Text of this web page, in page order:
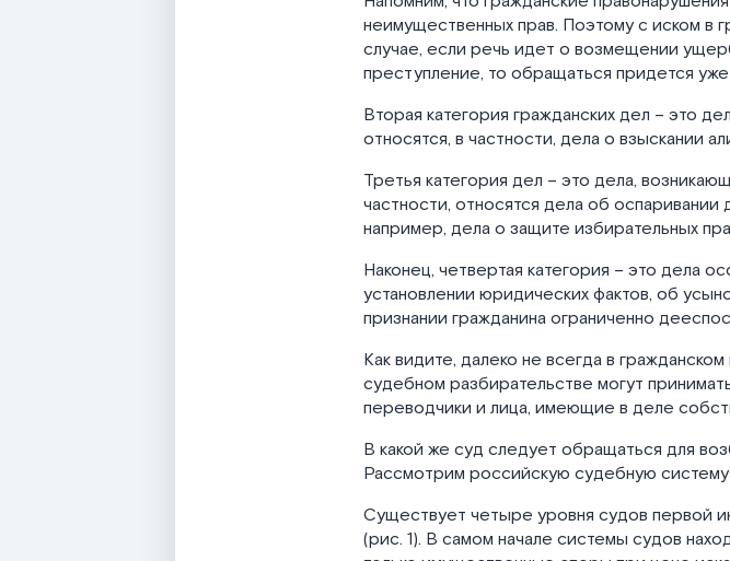
неимущественных прав. Поэтому с иском в
случае, если речь идет о возмещении
преступление, то обращаться придется
Вторая категория гражданских дел – это
относятся, в частности, дела о взыскании
Третья категория дел – это дела,
частности, относятся дела об
например, дела о защите избирательных
Наконец, четвертая категория – это дела
установлении юридических фактов, об
признании гражданина ограниченно
Как видите, далеко не всегда в
судебном разбирательстве могут
переводчики и лица, имеющие в деле
В какой же суд следует обращаться для
Рассмотрим российскую судебную
Существует четыре уровня судов первой
(рис. 1). В самом начале системы судов